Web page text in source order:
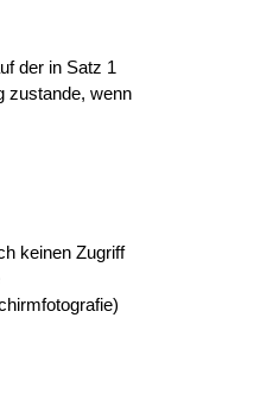
der in Satz 1
zustande, wenn
keinen Zugriff